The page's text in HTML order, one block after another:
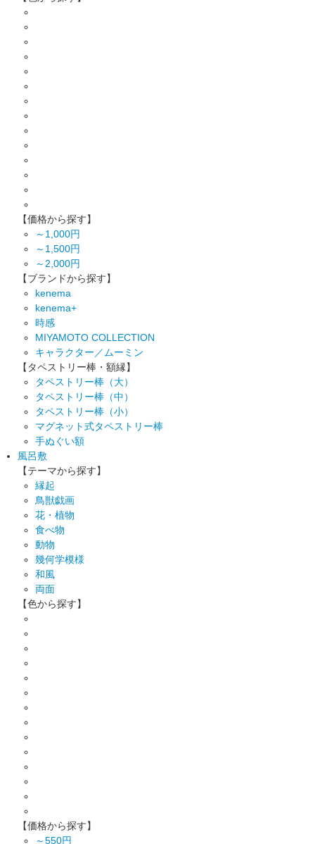
【価格から探す】
～1,000円
～1,500円
～2,000円
【ブランドから探す】
kenema
kenema+
時感
MIYAMOTO COLLECTION
キャラクター／ムーミン
【タペストリー棒・額縁】
タペストリー棒（大）
タペストリー棒（中）
タペストリー棒（小）
マグネット式タペストリー棒
手ぬぐい額
風呂敷
【テーマから探す】
縁起
鳥獣戯画
花・植物
食べ物
動物
幾何学模様
和風
両面
【色から探す】
【価格から探す】
～550円